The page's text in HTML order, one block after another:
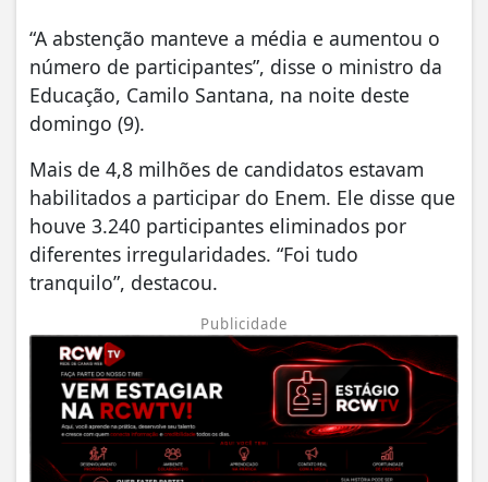
“A abstenção manteve a média e aumentou o
número de participantes”, disse o ministro da
Educação, Camilo Santana, na noite deste
domingo (9).
Mais de 4,8 milhões de candidatos estavam
habilitados a participar do Enem. Ele disse que
houve 3.240 participantes eliminados por
diferentes irregularidades. “Foi tudo
tranquilo”, destacou.
Publicidade